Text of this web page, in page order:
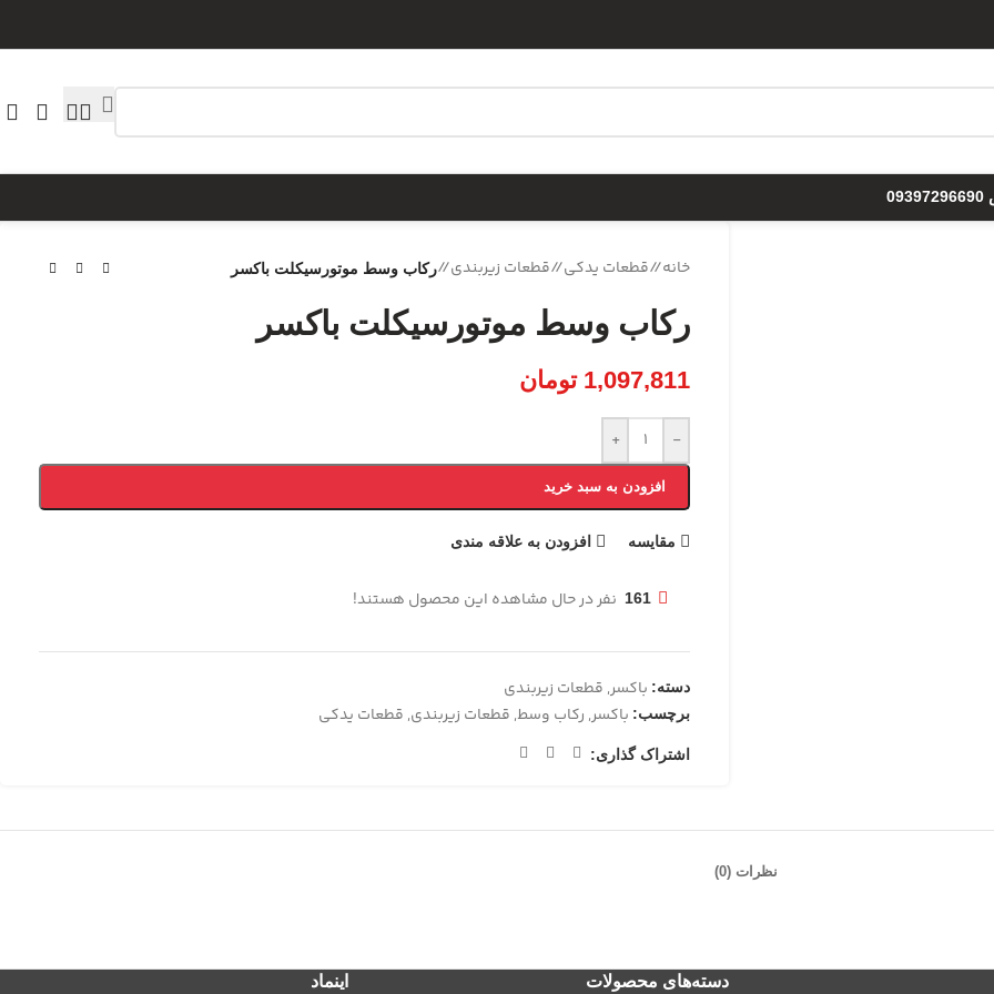
خانه/ قطعات یدکی/ قطعات زیربندی/ رکاب وسط موتورسیکلت باکسر
رکاب وسط موتورسیکلت باکسر
1,097,811 تومان
-
+
افزودن به سبد خرید
مقایسه افزودن به علاقه مندی
161 نفر در حال مشاهده این محصول هستند!
دسته: باکسر, قطعات زیربندی
برچسب: باکسر, رکاب وسط, قطعات زیربندی, قطعات یدکی
اشتراک گذاری:
نظرات (0)
دسته‌های محصولات اینماد